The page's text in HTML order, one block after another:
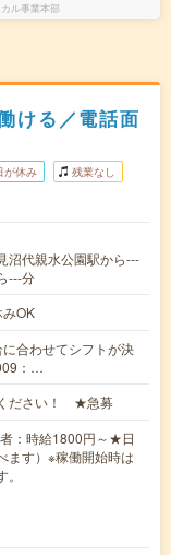
ル事業本部
ける／電話面
が休み 残業なし
沼代親水公園駅から---
---分
OK
合わせてシフトが決
：…
ください！ ★急募
：時給1800円～★日
ます）※稼働開始時は